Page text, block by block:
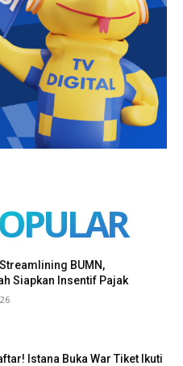
BUMN,
Siapkan Insentif Pajak
Istana Buka War Tiket Ikuti